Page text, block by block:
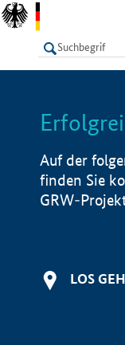
LISTE
Auf der
finden Sie
GRW-
LOS